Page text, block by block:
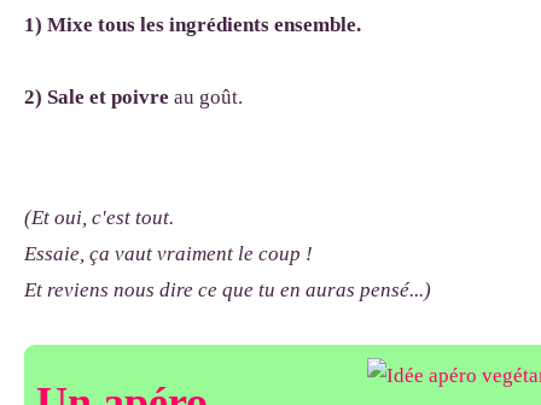
1) Mixe tous les ingrédients ensemble.
2) Sale et poivre au goût.
(Et oui, c'est tout.
Essaie, ça vaut vraiment le coup !
Et reviens nous dire ce que tu en auras pensé...)